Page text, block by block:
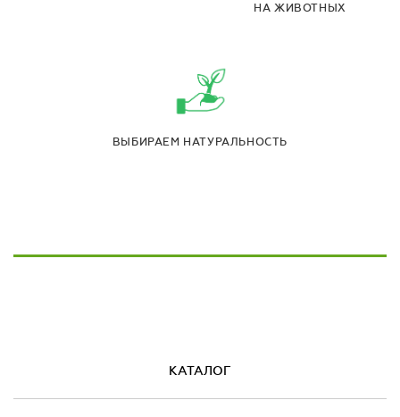
НА ЖИВОТНЫХ
ВЫБИРАЕМ НАТУРАЛЬНОСТЬ
КАТАЛОГ